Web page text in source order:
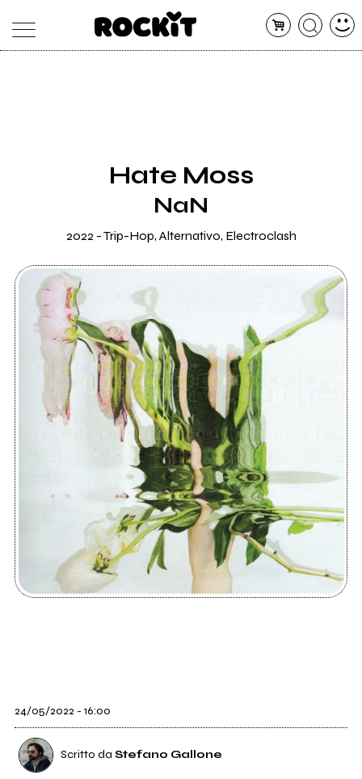
Hate Moss
NaN
2022 - Trip-Hop, Alternativo, Electroclash
24/05/2022 - 16:00
Scritto da Stefano Gallone